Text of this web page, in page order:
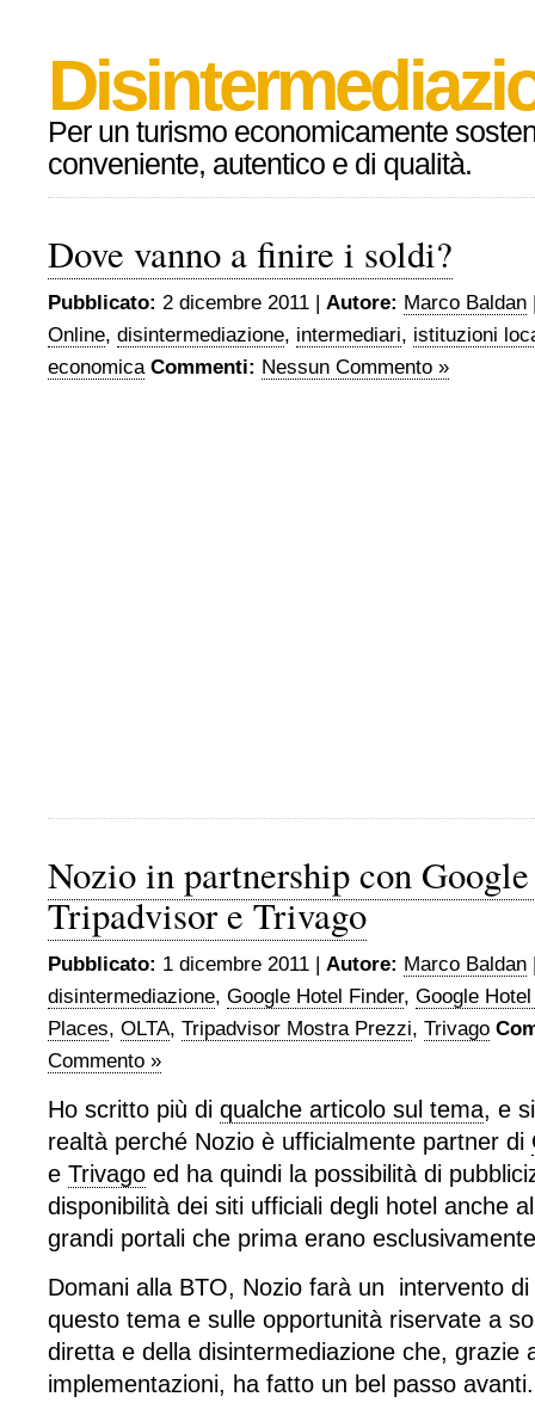
Per un turismo economicamente
conveniente, autentico e di qualità.
Dove vanno a finire i soldi?
Pubblicato: 2 dicembre 2011 | Autore: Marco Baldan
Online, disintermediazione, intermediari, istituzioni
economica Commenti: Nessun Commento »
Nozio in partnership con
Tripadvisor e Trivago
Pubblicato: 1 dicembre 2011 | Autore: Marco Baldan
disintermediazione, Google Hotel Finder, Google
Places, OLTA, Tripadvisor Mostra Prezzi, Trivago
Commento »
Ho scritto più di qualche articolo sul tema, e
realtà perché Nozio è ufficialmente partner di
e Trivago ed ha quindi la possibilità di
disponibilità dei siti ufficiali degli hotel anche
grandi portali che prima erano
Domani alla BTO, Nozio farà un intervento
questo tema e sulle opportunità riservate a
diretta e della disintermediazione che, grazie
implementazioni, ha fatto un bel passo avanti.